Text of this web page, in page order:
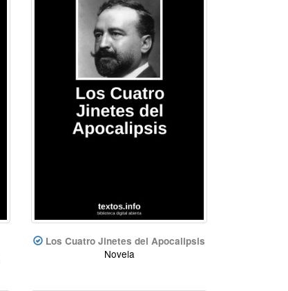
Los Cuatro Jinetes del Apocalipsis
Novela